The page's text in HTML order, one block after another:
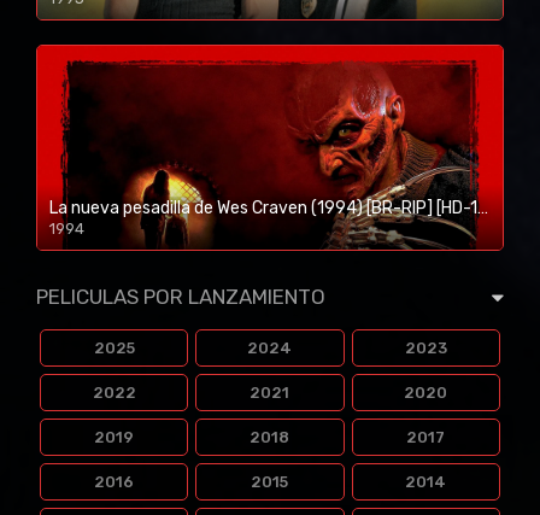
1080p/720p
La nueva pesadilla de Wes Craven (1994) [BR-RIP] [HD-1080p]
1994
1080p/720p
PELICULAS POR LANZAMIENTO
2025 2024 2023
2022 2021 2020
2019 2018 2017
2016 2015 2014